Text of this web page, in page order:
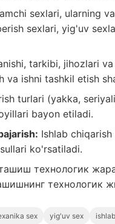
sexlari, ularning
sexlari, yig'uv
tarkibi, jihozlari
va ishni tashkil etish
turlari (yakka,
bayon etiladi.
Ishlab
ko'rsatiladi.
технологик
технологик
sex yig'uv sex